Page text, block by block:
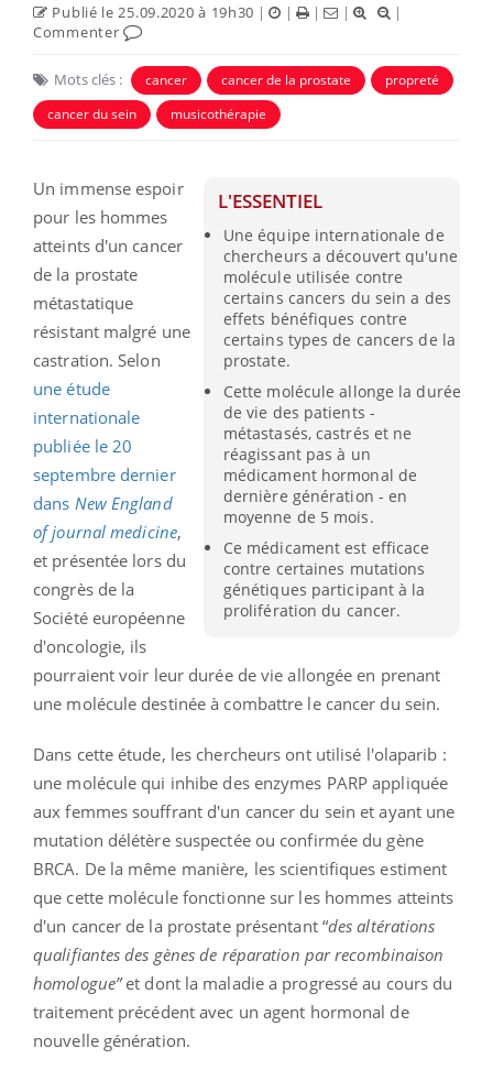
Publié le 25.09.2020 à 19h30 | | | |
|
Commenter
Mots clés : cancer cancer de la prostate
propreté
cancer du sein
musicothérapie
L'ESSENTIEL
Une équipe internationale de
chercheurs a découvert qu'une
molécule utilisée contre
certains cancers du sein a des
effets bénéfiques contre
certains types de cancers de la
prostate.
Cette molécule allonge la durée
de vie des patients -
métastasés, castrés et ne
réagissant pas à un
médicament hormonal de
dernière génération - en
moyenne de 5 mois.
Ce médicament est efficace
contre certaines mutations
génétiques participant à la
prolifération du cancer.
Un immense espoir
pour les hommes
atteints d'un cancer
de la prostate
métastatique
résistant malgré une
castration. Selon
une étude
internationale
publiée le 20
septembre dernier
dans New England
of journal medicine,
et présentée lors du
congrès de la
Société européenne
d'oncologie, ils
pourraient voir leur durée de vie allongée en prenant
une molécule destinée à combattre le cancer du sein.
Dans cette étude, les chercheurs ont utilisé l'olaparib :
une molécule qui inhibe des enzymes PARP appliquée
aux femmes souffrant d'un cancer du sein et ayant une
mutation délétère suspectée ou confirmée du gène
BRCA. De la même manière, les scientifiques estiment
que cette molécule fonctionne sur les hommes atteints
d'un cancer de la prostate présentant “des altérations
qualifiantes des gènes de réparation par recombinaison
homologue”et dont la maladie a progressé au cours du
traitement précédent avec un agent hormonal de
nouvelle génération.